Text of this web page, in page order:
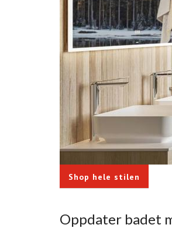
Shop hele stilen
Oppdater badet